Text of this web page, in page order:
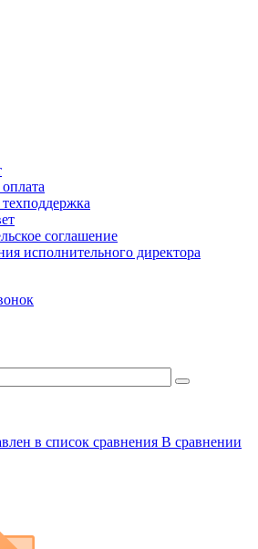
соглашение
исполнительного директора
в список сравнения В сравнении